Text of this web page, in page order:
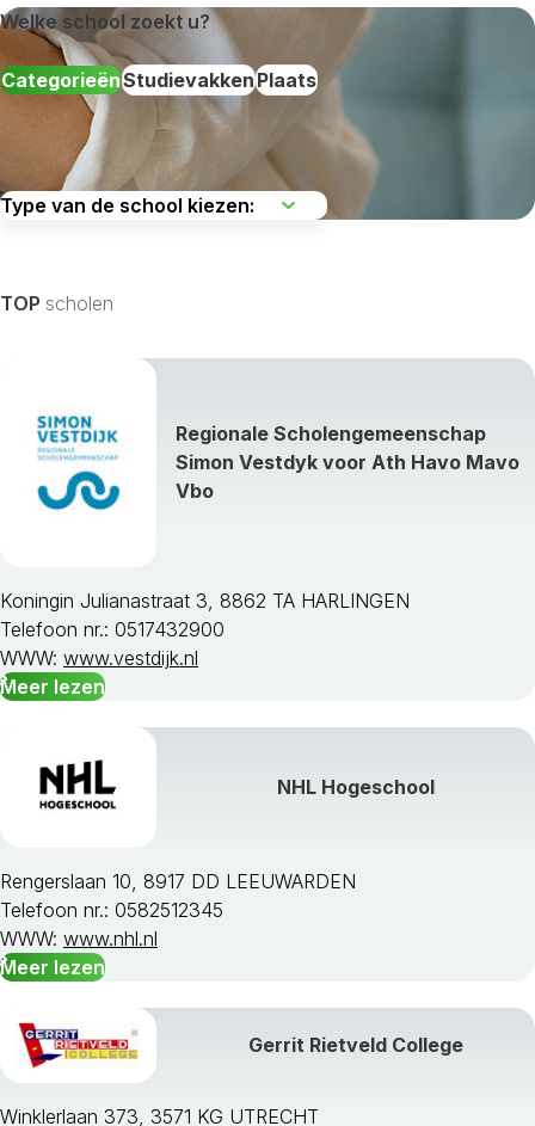
Welke school zoekt u?
CategorieënStudievakkenPlaats
Alle studievakken weergeven »
TOP scholen
Regionale Scholengemeenschap
Simon Vestdyk voor Ath Havo Mavo
Vbo
Koningin Julianastraat 3, 8862 TA HARLINGEN
Telefoon nr.: 0517432900
WWW: www.vestdijk.nl
Meer lezen
NHL Hogeschool
Rengerslaan 10, 8917 DD LEEUWARDEN
Telefoon nr.: 0582512345
WWW: www.nhl.nl
Meer lezen
Gerrit Rietveld College
Winklerlaan 373, 3571 KG UTRECHT